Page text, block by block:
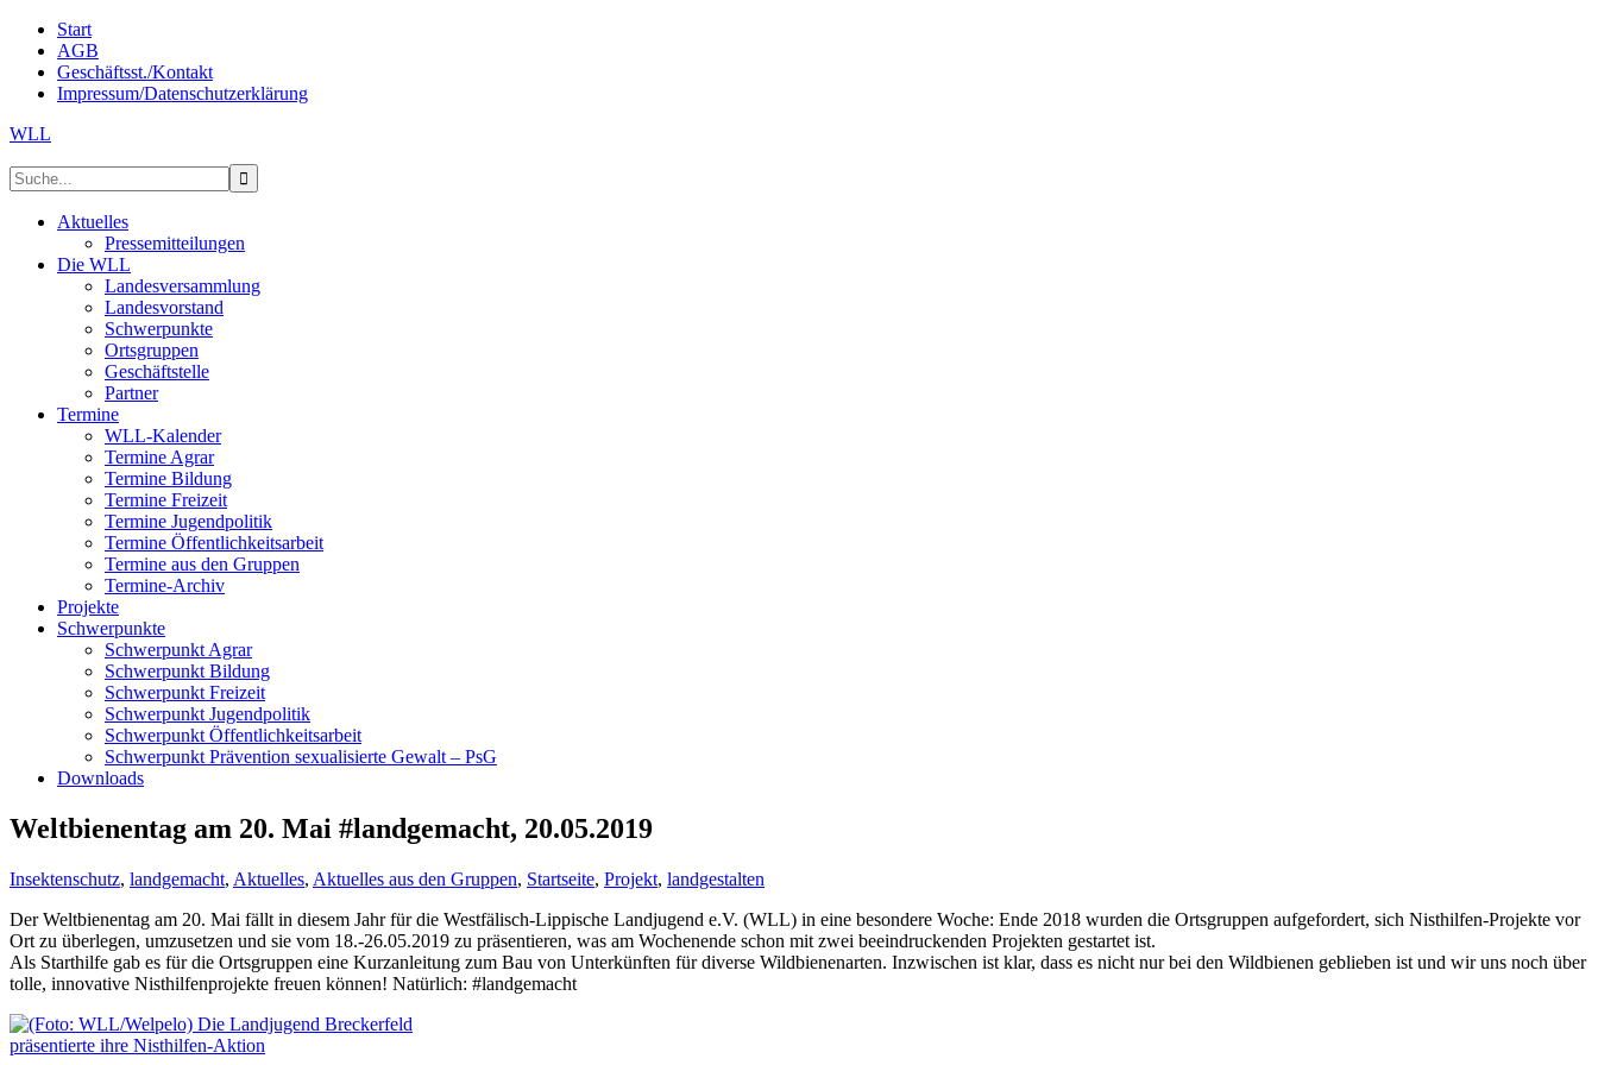
Start
AGB
Geschäftsst./Kontakt
Impressum/Datenschutzerklärung
WLL
Aktuelles
Pressemitteilungen
Die WLL
Landesversammlung
Landesvorstand
Schwerpunkte
Ortsgruppen
Geschäftstelle
Partner
Termine
WLL-Kalender
Termine Agrar
Termine Bildung
Termine Freizeit
Termine Jugendpolitik
Termine Öffentlichkeitsarbeit
Termine aus den Gruppen
Termine-Archiv
Projekte
Schwerpunkte
Schwerpunkt Agrar
Schwerpunkt Bildung
Schwerpunkt Freizeit
Schwerpunkt Jugendpolitik
Schwerpunkt Öffentlichkeitsarbeit
Schwerpunkt Prävention sexualisierte Gewalt – PsG
Downloads
Weltbienentag am 20. Mai #landgemacht, 20.05.2019
Insektenschutz, landgemacht, Aktuelles, Aktuelles aus den Gruppen, Startseite, Projekt, landgestalten
Der Weltbienentag am 20. Mai fällt in diesem Jahr für die Westfälisch-Lippische Landjugend e.V. (WLL) in eine besondere Woche: Ende 2018 wurden die Ortsgruppen aufgefordert, sich Nisthilfen-Projekte vor
Ort zu überlegen, umzusetzen und sie vom 18.-26.05.2019 zu präsentieren, was am Wochenende schon mit zwei beeindruckenden Projekten gestartet ist.
Als Starthilfe gab es für die Ortsgruppen eine Kurzanleitung zum Bau von Unterkünften für diverse Wildbienenarten. Inzwischen ist klar, dass es nicht nur bei den Wildbienen geblieben ist und wir uns noch über
tolle, innovative Nisthilfenprojekte freuen können! Natürlich: #landgemacht